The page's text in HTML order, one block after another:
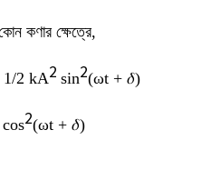
কণার ক্ষেত্রে,
1/2 kA2 sin2(ωt + 𝛿)
cos2(ωt + 𝛿)